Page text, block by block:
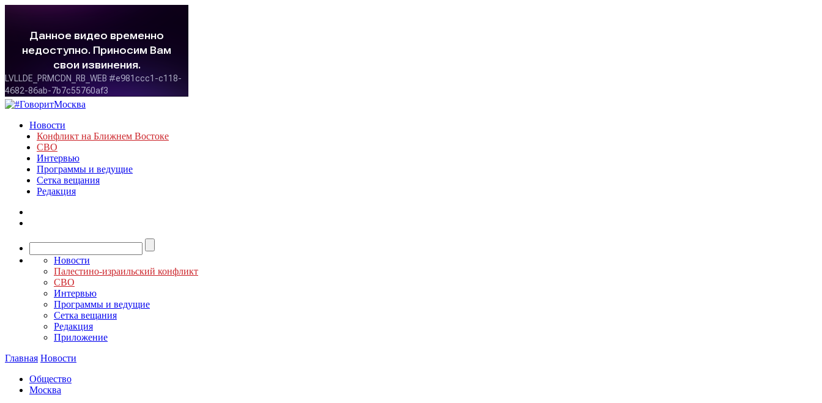
Новости
Конфликт на Ближнем Востоке
СВО
Интервью
Программы и ведущие
Сетка вещания
Редакция
Новости
Палестино-израильский конфликт
СВО
Интервью
Программы и ведущие
Сетка вещания
Редакция
Приложение
Главная Новости
Общество
Москва